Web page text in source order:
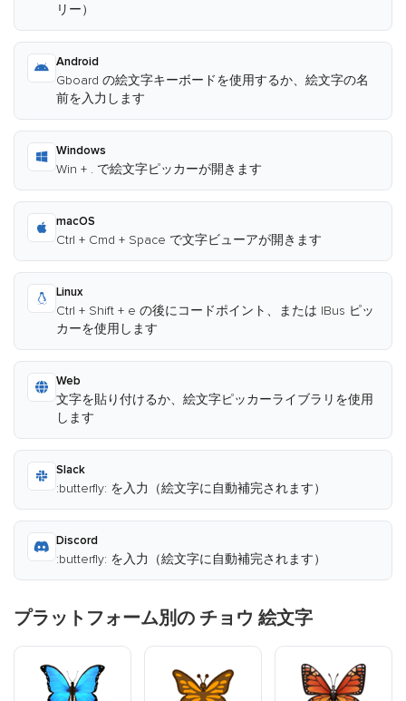
リー）
Android
Gboard の絵文字キーボードを使用するか、絵文字の名
前を入力します
Windows
Win + . で絵文字ピッカーが開きます
macOS
Ctrl + Cmd + Space で文字ビューアが開きます
Linux
Ctrl + Shift + e の後にコードポイント、または IBus ピッ
カーを使用します
Web
文字を貼り付けるか、絵文字ピッカーライブラリを使用
します
Slack
:butterfly: を入力（絵文字に自動補完されます）
Discord
:butterfly: を入力（絵文字に自動補完されます）
プラットフォーム別の チョウ 絵文字